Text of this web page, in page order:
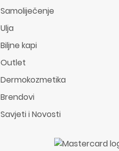
Samoliječenje
Ulja
Biljne kapi
Outlet
Dermokozmetika
Brendovi
Savjeti i Novosti